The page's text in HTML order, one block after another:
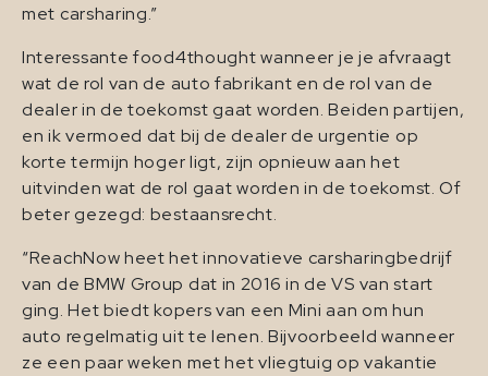
met carsharing.”
Interessante food4thought wanneer je je afvraagt
wat de rol van de auto fabrikant en de rol van de
dealer in de toekomst gaat worden. Beiden partijen,
en ik vermoed dat bij de dealer de urgentie op
korte termijn hoger ligt, zijn opnieuw aan het
uitvinden wat de rol gaat worden in de toekomst. Of
beter gezegd: bestaansrecht.
“ReachNow heet het innovatieve carsharingbedrijf
van de BMW Group dat in 2016 in de VS van start
ging. Het biedt kopers van een Mini aan om hun
auto regelmatig uit te lenen. Bijvoorbeeld wanneer
ze een paar weken met het vliegtuig op vakantie